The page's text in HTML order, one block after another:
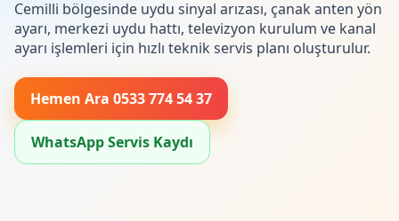
Cemilli bölgesinde uydu sinyal arızası, çanak anten yön
ayarı, merkezi uydu hattı, televizyon kurulum ve kanal
ayarı işlemleri için hızlı teknik servis planı oluşturulur.
Hemen Ara 0533 774 54 37
WhatsApp Servis Kaydı